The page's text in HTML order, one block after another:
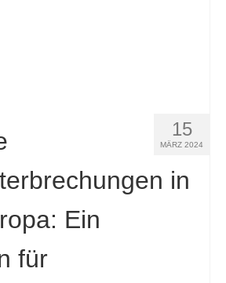
15
MÄRZ 2024
in
Ein
für